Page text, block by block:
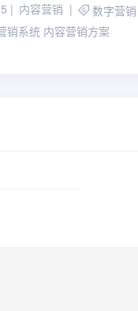
内容营销
数字营销
销系统 内容营销方案